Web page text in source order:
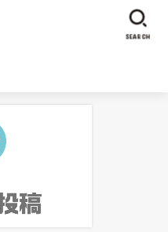
SEARCH